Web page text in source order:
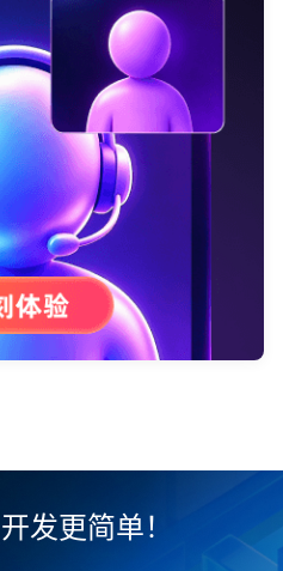
发更简单！